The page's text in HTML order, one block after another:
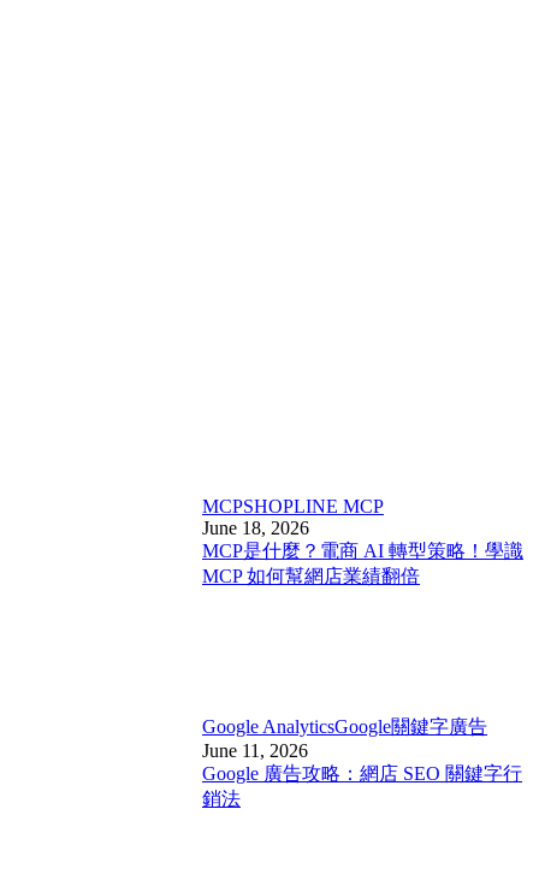
MCPSHOPLINE MCP
June 18, 2026
MCP是什麼？電商 AI 轉型策略！學識
MCP 如何幫網店業績翻倍
Google AnalyticsGoogle關鍵字廣告
June 11, 2026
Google 廣告攻略：網店 SEO 關鍵字行
銷法